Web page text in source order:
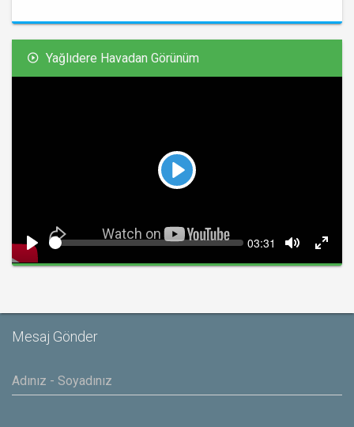
Yağlıdere Havadan Görünüm
Play
Play
Seek Current
03:31
Mute
Mesaj Gönder